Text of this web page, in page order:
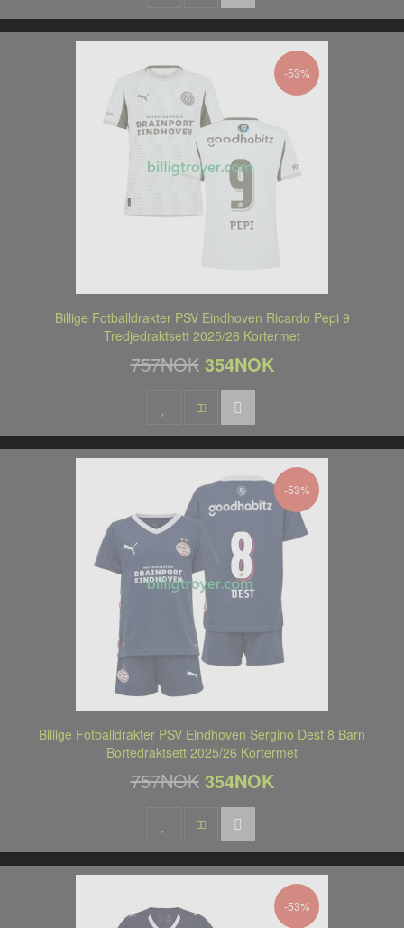
-53%
Billige Fotballdrakter PSV Eindhoven Ricardo Pepi 9
Tredjedraktsett 2025/26 Kortermet
757NOK 354NOK
-53%
Billige Fotballdrakter PSV Eindhoven Sergino Dest 8 Barn
Bortedraktsett 2025/26 Kortermet
757NOK 354NOK
-53%